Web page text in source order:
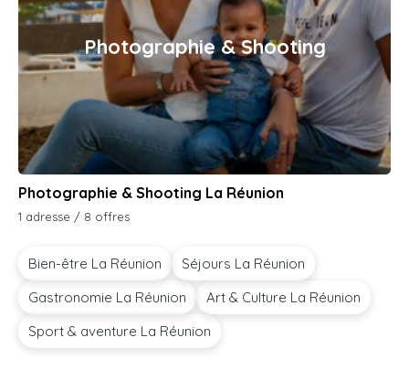
Photographie & Shooting
Photographie & Shooting La Réunion
1 adresse / 8 offres
Bien-être La Réunion
Séjours La Réunion
Gastronomie La Réunion
Art & Culture La Réunion
Sport & aventure La Réunion